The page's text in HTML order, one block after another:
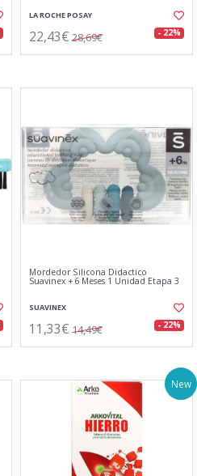
LA ROCHE POSAY
22,43€ 28,69€ - 22%
Mordedor Silicona Didactico
Suavinex +6 Meses 1 Unidad Etapa 3
SUAVINEX
11,33€ 14,49€ - 22%
New